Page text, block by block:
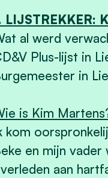
LIJSTREKKER:
al werd
Plus-lijst in
in
is Kim
kom
en mijn vader
aan